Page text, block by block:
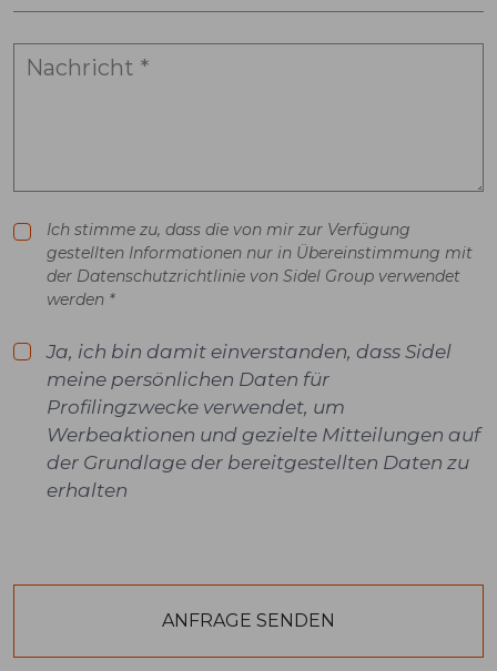
Ich stimme zu, dass die von mir zur Verfügung
gestellten Informationen nur in Übereinstimmung mit
der Datenschutzrichtlinie von Sidel Group verwendet
werden *
Ja, ich bin damit einverstanden, dass Sidel
meine persönlichen Daten für
Profilingzwecke verwendet, um
Werbeaktionen und gezielte Mitteilungen auf
der Grundlage der bereitgestellten Daten zu
erhalten